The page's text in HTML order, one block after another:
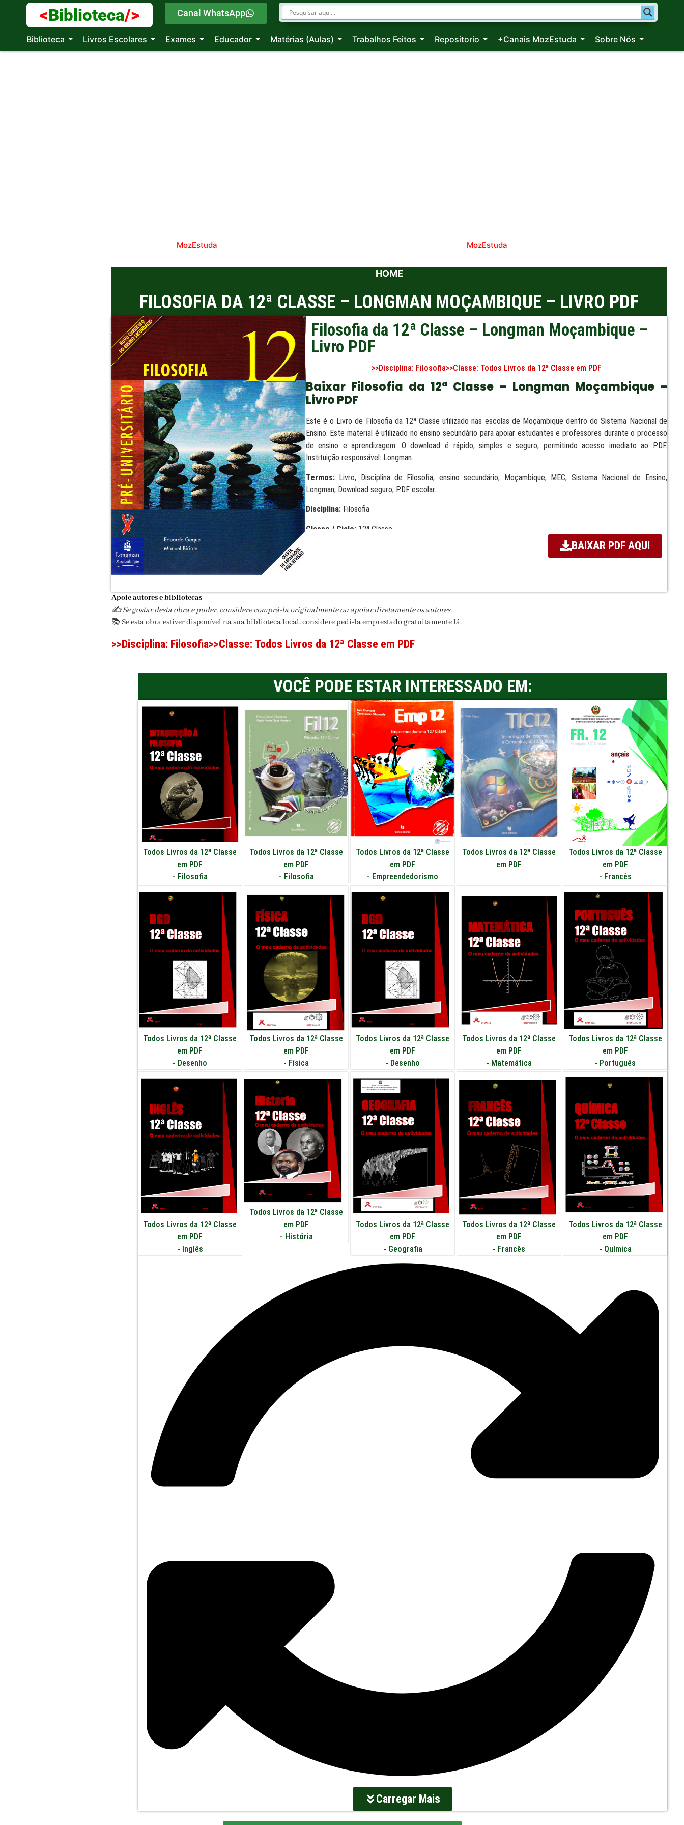
<Biblioteca/> Canal WhatsApp
Biblioteca Livros Escolares Exames Educador Matérias (Aulas) Trabalhos Feitos Repositorio +Canais MozEstuda Sobre Nós
MozEstuda MozEstuda
HOME
FILOSOFIA DA 12ª CLASSE – LONGMAN MOÇAMBIQUE – LIVRO PDF
Filosofia da 12ª Classe – Longman Moçambique –
Livro PDF
>>Disciplina: Filosofia>>Classe: Todos Livros da 12ª Classe em PDF
Baixar Filosofia da 12ª Classe – Longman Moçambique –
Livro PDF
Este é o Livro de Filosofia da 12ª Classe utilizado nas escolas de Moçambique dentro do Sistema Nacional de
Ensino. Este material é utilizado no ensino secundário para apoiar estudantes e professores durante o processo
de ensino e aprendizagem. O download é rápido, simples e seguro, permitindo acesso imediato ao PDF.
Instituição responsável: Longman.
Termos:Livro, Disciplina de Filosofia, ensino secundário, Moçambique, MEC, Sistema Nacional de Ensino,
Longman, Download seguro, PDF escolar.
Disciplina:Filosofia
Classe / Ciclo: 12ª Classe
BAIXAR PDF AQUI
Apoie autores e bibliotecas
✍️ Se gostar desta obra e puder, considere comprá-la originalmente ou apoiar diretamente os autores.
📚 Se esta obra estiver disponível na sua biblioteca local, considere pedi-la emprestado gratuitamente lá.
>>Disciplina: Filosofia>>Classe: Todos Livros da 12ª Classe em PDF
VOCÊ PODE ESTAR INTERESSADO EM:
Todos Livros da 12ª Classe
em PDF
- Filosofia
Todos Livros da 12ª Classe
em PDF
- Filosofia
Todos Livros da 12ª Classe
em PDF
- Empreendedorismo
Todos Livros da 12ª Classe
em PDF
Todos Livros da 12ª Classe
em PDF
- Francês
Todos Livros da 12ª Classe
em PDF
- Desenho
Todos Livros da 12ª Classe
em PDF
- Física
Todos Livros da 12ª Classe
em PDF
- Desenho
Todos Livros da 12ª Classe
em PDF
- Matemática
Todos Livros da 12ª Classe
em PDF
- Português
Todos Livros da 12ª Classe
em PDF
- Inglês
Todos Livros da 12ª Classe
em PDF
- História
Todos Livros da 12ª Classe
em PDF
- Geografia
Todos Livros da 12ª Classe
em PDF
- Francês
Todos Livros da 12ª Classe
em PDF
- Química
Carregar Mais